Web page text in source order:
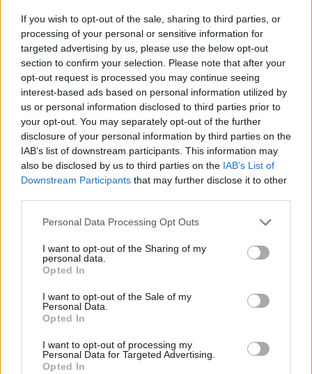
If you wish to opt-out of the sale, sharing to third parties, or
processing of your personal or sensitive information for
targeted advertising by us, please use the below opt-out
section to confirm your selection. Please note that after your
opt-out request is processed you may continue seeing
interest-based ads based on personal information utilized by
us or personal information disclosed to third parties prior to
your opt-out. You may separately opt-out of the further
disclosure of your personal information by third parties on the
IAB’s list of downstream participants. This information may
also be disclosed by us to third parties on the IAB’s List of
Downstream Participants that may further disclose it to other
Personal Data Processing Opt Outs
I want to opt-out of the Sharing of my
personal data.
Opted In
I want to opt-out of the Sale of my
Personal Data.
Opted In
I want to opt-out of processing my
Personal Data for Targeted Advertising.
Opted In
Pitkän uran suomalaisen elokuvan ja
television parissa tehnyt näyttelijä Sulevi
Info
Tietoa meistä
Mediatiedot
Yhteistyössä
Kesä!
Päivän Lehti
Lifestyle
Matkailu
Koti & Asuminen
Viihdeuutiset
Digi
Pelit